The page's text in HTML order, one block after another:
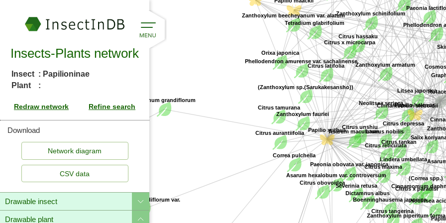
Cinnamomum
Laurus nobilis
Lindera
Litsea
Neolitsea sericea
Citrus depressa
Orixa japonica
Phellodendron
Skimmia
Tetradium glabrifolium
Zanthoxylum schinifolium
Citrus maxima
Citrus x microcarpa
Papilio helenus
Citrus hassaku
Citrus reticulata
Citrus tangerina
Citrus unshiu
Salix koriyanagi
Zanthoxylum armatum
Zanthoxylum fauriei
Phellodendron amurense var. sachalinense
Citrus x paradisi
Zanthoxylum beecheyanum var. alatum
Severinia retusa
(Correa spp.)
Papilio xuthus
(Zanthoxylum sp.(Sarukakesansho))
Asarum hexalobum var. controversum
Asarum maculatum
Boenninghausenia japonica
Citrus aurantiifolia
Citrus latifolia
Citrus obovoidea
Citrus tamurana
Citrus tankan
Correa pulchella
Dictamnus albus
Oleaceae
Jasminum grandiflorum
Paeonia obovata var. japonica
Zanthoxylum piperitum forma
Insects-Plants network
Insect : Papilioninae
Plant
:
Download
CSV data
Drawable insect
Drawable plant